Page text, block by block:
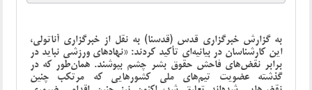
به گزارش خبرگزاری قدس (قدسنا) به نقل از خبرگزاری آناتولی،
این کارشناسان در بیانیه‌ای تأکید کردند: «نهادهای ورزشی نباید در
برابر نقض‌های فاحش حقوق بشر چشم بپوشند. همان‌طور که در
گذشته عضویت تیم‌های ملی کشورهایی که مرتکب چنین